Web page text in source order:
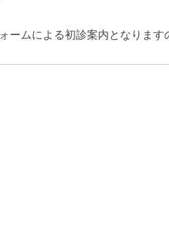
ムによる初診案内となります